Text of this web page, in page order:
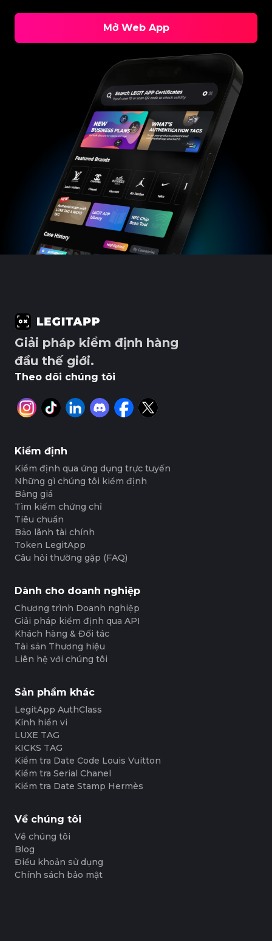
Mở Web App
Giải pháp kiểm định hàng
đầu thế giới.
Theo dõi chúng tôi
Kiểm định
Kiểm định qua ứng dụng trực tuyến
Những gì chúng tôi kiểm định
Bảng giá
Tìm kiếm chứng chỉ
Tiêu chuẩn
Bảo lãnh tài chính
Token LegitApp
Câu hỏi thường gặp (FAQ)
Dành cho doanh nghiệp
Chương trình Doanh nghiệp
Giải pháp kiểm định qua API
Khách hàng & Đối tác
Tài sản Thương hiệu
Liên hệ với chúng tôi
Sản phẩm khác
LegitApp AuthClass
Kính hiển vi
LUXE TAG
KICKS TAG
Kiểm tra Date Code Louis Vuitton
Kiểm tra Serial Chanel
Kiểm tra Date Stamp Hermès
Về chúng tôi
Về chúng tôi
Blog
Điều khoản sử dụng
Chính sách bảo mật